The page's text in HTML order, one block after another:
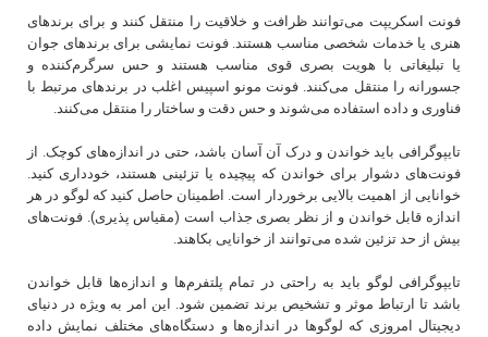
فونت اسکریپت می‌توانند ظرافت و خلاقیت را منتقل کنند و برای برندهای
هنری یا خدمات شخصی مناسب هستند. فونت‌ نمایشی برای برندهای جوان
یا تبلیغاتی با هویت بصری قوی مناسب هستند و حس سرگرم‌کننده و
جسورانه را منتقل می‌کنند. فونت مونو اسپیس اغلب در برندهای مرتبط با
فناوری و داده استفاده می‌شوند و حس دقت و ساختار را منتقل می‌کنند.
تایپوگرافی باید خواندن و درک آن آسان باشد، حتی در اندازه‌های کوچک. از
فونت‌های دشوار برای خواندن که پیچیده یا تزئینی هستند، خودداری کنید.
خوانایی از اهمیت بالایی برخوردار است. اطمینان حاصل کنید که لوگو در هر
اندازه قابل خواندن و از نظر بصری جذاب است (مقیاس‌ پذیری). فونت‌های
بیش از حد تزئین شده می‌توانند از خوانایی بکاهند.
تایپوگرافی لوگو باید به راحتی در تمام پلتفرم‌ها و اندازه‌ها قابل خواندن
باشد تا ارتباط موثر و تشخیص برند تضمین شود. این امر به ویژه در دنیای
دیجیتال امروزی که لوگوها در اندازه‌ها و دستگاه‌های مختلف نمایش داده